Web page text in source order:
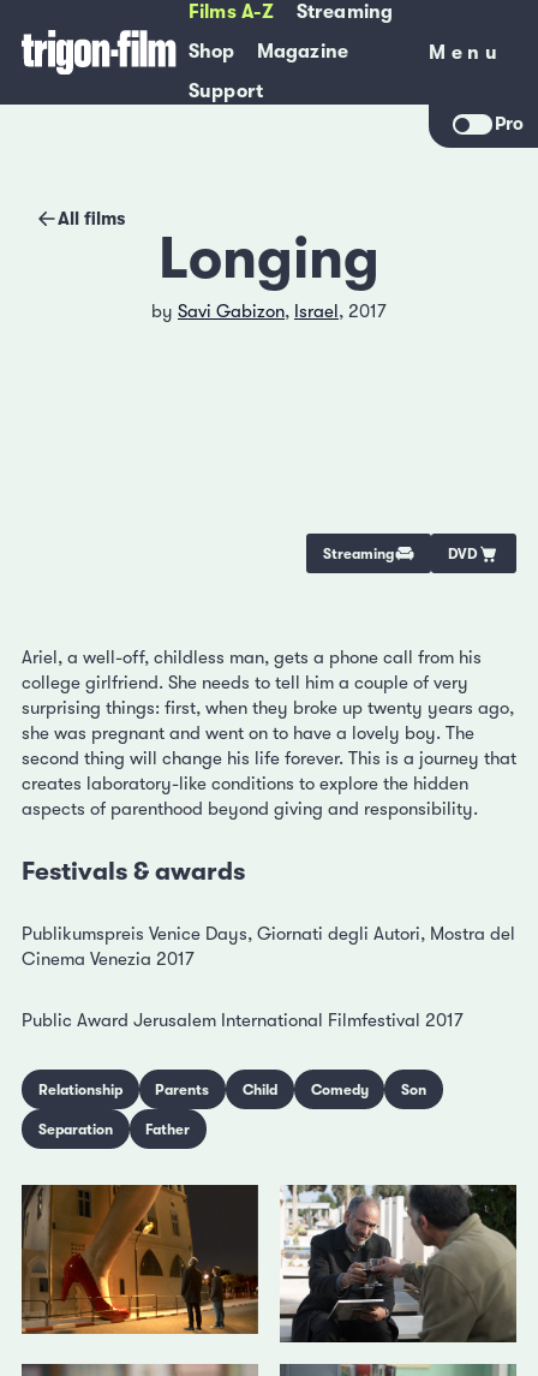
Films A-Z
Streaming
Shop
Magazine
Support
Menu
Menu
Pro
All films
Longing
by Savi Gabizon, Israel, 2017
Streaming DVD
Ariel, a well-off, childless man, gets a phone call from his
college girlfriend. She needs to tell him a couple of very
surprising things: first, when they broke up twenty years ago,
she was pregnant and went on to have a lovely boy. The
second thing will change his life forever. This is a journey that
creates laboratory-like conditions to explore the hidden
aspects of parenthood beyond giving and responsibility.
Festivals & awards
Publikumspreis Venice Days, Giornati degli Autori, Mostra del
Cinema Venezia 2017
Public Award Jerusalem International Filmfestival 2017
Relationship Parents Child Comedy Son
Separation Father